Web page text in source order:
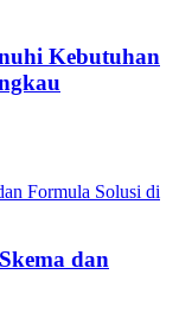
Kebutuhan
dan